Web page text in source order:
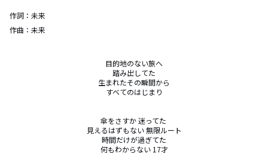
作詞： 未来
作曲： 未来
目的地のない旅へ
踏み出してた
生まれたその瞬間から
すべてのはじまり
傘をさすか 迷ってた
見えるはずもない 無限ルート
時間だけが過ぎてた
何もわからない 17才